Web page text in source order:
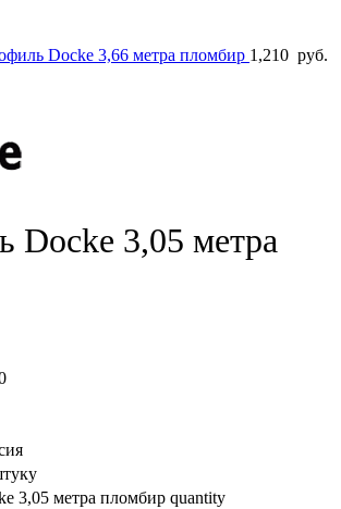
Docke 3,66 метра пломбир 1,210 руб.
Docke 3,05 метра
3,05 метра пломбир quantity